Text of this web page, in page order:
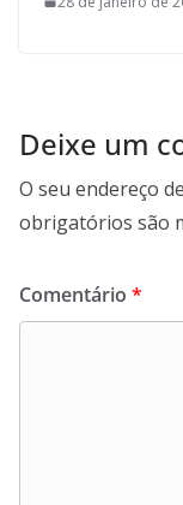
Deixe um
O seu endereço
obrigatórios são
Comentário *